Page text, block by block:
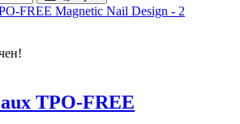
TPO-FREE